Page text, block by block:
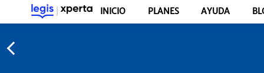
INICIO PLANES AYUDA